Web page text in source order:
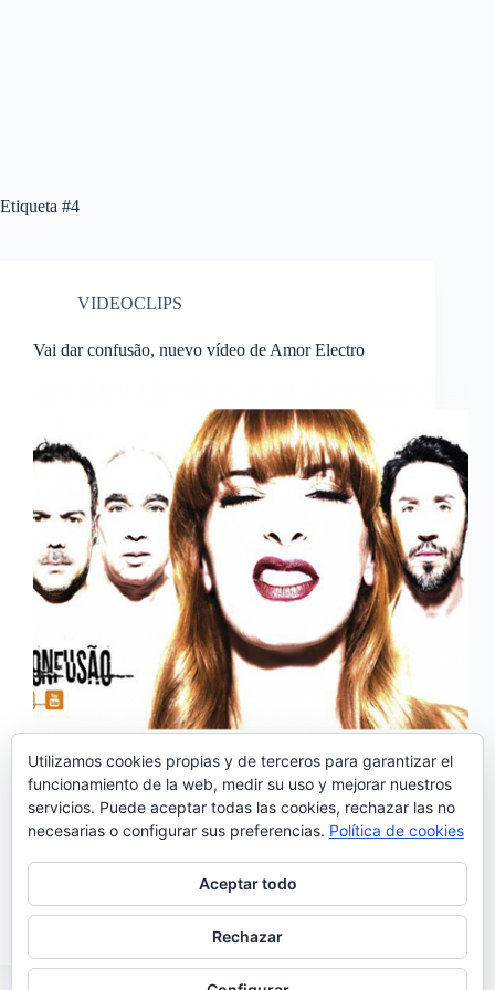
Etiqueta #4
VIDEOCLIPS
Vai dar confusão, nuevo vídeo de Amor Electro
Los Amor Electro tienen nuevo single: ‘Vai dar
confusão’. Es el quinto sencillo extraído de su último
trabajo «#4», el tercer álbum de la banda portuguesa.
‘Vai dar confusão’ tiene letra de Marisa Liz y Mauro
Ramos y música de Tiago Pais Dias y es…
Noemí Sánchez
01/06/2019
Utilizamos cookies propias y de terceros para garantizar el
funcionamiento de la web, medir su uso y mejorar nuestros
servicios. Puede aceptar todas las cookies, rechazar las no
necesarias o configurar sus preferencias. Política de cookies
Aceptar todo
Rechazar